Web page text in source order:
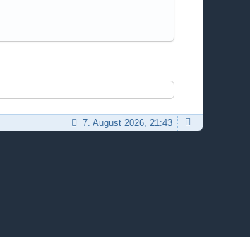
7. August 2026, 21:43